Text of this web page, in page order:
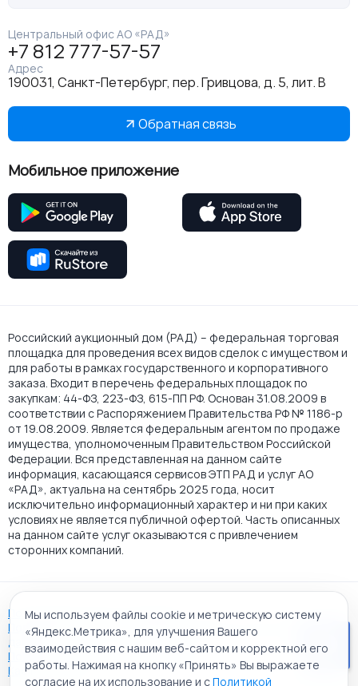
Центральный офис АО «РАД»
+7 812 777-57-57
Адрес
190031, Санкт-Петербург, пер. Гривцова, д. 5, лит. В
Обратная связь
Мобильное приложение
Российский аукционный дом (РАД) – федеральная торговая
площадка для проведения всех видов сделок с имуществом и
для работы в рамках государственного и корпоративного
заказа. Входит в перечень федеральных площадок по
закупкам: 44-ФЗ, 223-ФЗ, 615-ПП РФ. Основан 31.08.2009 в
соответствии с Распоряжением Правительства РФ № 1186-р
от 19.08.2009. Является федеральным агентом по продаже
имущества, уполномоченным Правительством Российской
Федерации. Вся представленная на данном сайте
информация, касающаяся сервисов ЭТП РАД и услуг АО
«РАД», актуальна на сентябрь 2025 года, носит
исключительно информационный характер и ни при каких
условиях не является публичной офертой. Часть описанных
на данном сайте услуг оказываются с привлечением
сторонних компаний.
Пользовательское соглашение
Политика АО "РАД" в отношении обработки персональных
данных
Политика обработки файлов cookie
Карта сайта
Мы используем файлы cookie и метрическую систему
«Яндекс.Метрика», для улучшения Вашего
взаимодействия с нашим веб-сайтом и корректной его
работы. Нажимая на кнопку «Принять» Вы выражаете
согласие на их использование и сПолитикой